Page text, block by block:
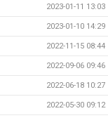
2023-01-11 13:03
2023-01-10 14:29
2022-11-15 08:44
2022-09-06 09:46
2022-06-18 10:27
2022-05-30 09:12